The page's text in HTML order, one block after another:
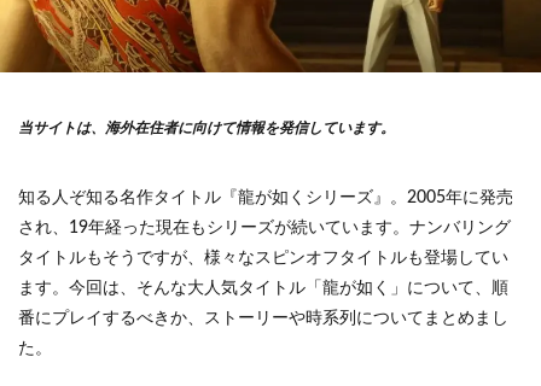
当サイトは、海外在住者に向けて情報を発信しています。
知る人ぞ知る名作タイトル『龍が如くシリーズ』。2005年に発売
され、19年経った現在もシリーズが続いています。ナンバリング
タイトルもそうですが、様々なスピンオフタイトルも登場してい
ます。今回は、そんな大人気タイトル「龍が如く」について、順
番にプレイするべきか、ストーリーや時系列についてまとめまし
た。